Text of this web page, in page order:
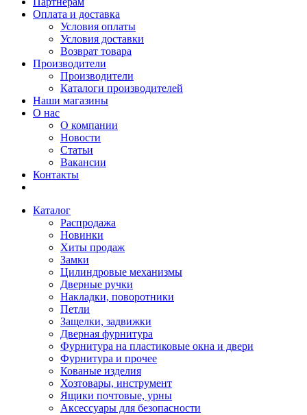
Оплата и доставка
Условия оплаты
Условия доставки
Возврат товара
Производители
Производители
Каталоги производителей
Наши магазины
О нас
О компании
Новости
Статьи
Вакансии
Контакты
Каталог
Распродажа
Новинки
Хиты продаж
Замки
Цилиндровые механизмы
Дверные ручки
Накладки, поворотники
Петли
Защелки, задвижки
Дверная фурнитура
Фурнитура на пластиковые окна и двери
Фурнитура и прочее
Кованые изделия
Хозтовары, инструмент
Ящики почтовые, урны
Аксессуары для безопасности